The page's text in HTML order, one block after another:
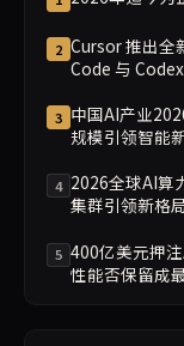
2 Cursor 推出全
Code 与 Codex
3 中国AI产业
规模引领智能
4 2026全球AI算
集群引领新格
5 400亿美元押
性能否保留成